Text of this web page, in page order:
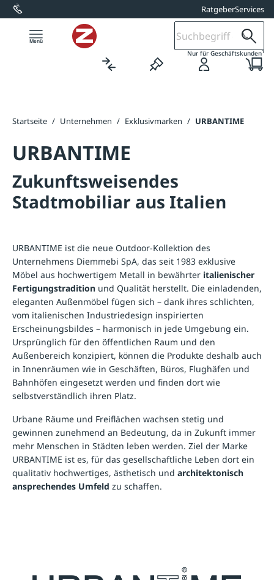
springen RatgeberServices
Nur für Geschäftskunden1
Startseite / Unternehmen / Exklusivmarken / URBANTIME
URBANTIME
Zukunftsweisendes
Stadtmobiliar aus Italien
URBANTIME ist die neue Outdoor-Kollektion des
Unternehmens Diemmebi SpA, das seit 1983 exklusive
Möbel aus hochwertigem Metall in bewährter italienischer
Fertigungstradition und Qualität herstellt. Die einladenden,
eleganten Außenmöbel fügen sich – dank ihres schlichten,
vom italienischen Industriedesign inspirierten
Erscheinungsbildes – harmonisch in jede Umgebung ein.
Ursprünglich für den öffentlichen Raum und den
Außenbereich konzipiert, können die Produkte deshalb auch
in Innenräumen wie in Geschäften, Büros, Flughäfen und
Bahnhöfen eingesetzt werden und finden dort wie
selbstverständlich ihren Platz.
Urbane Räume und Freiflächen wachsen stetig und
gewinnen zunehmend an Bedeutung, da in Zukunft immer
mehr Menschen in Städten leben werden. Ziel der Marke
URBANTIME ist es, für das gesellschaftliche Leben dort ein
qualitativ hochwertiges, ästhetisch und architektonisch
ansprechendes Umfeld zu schaffen.